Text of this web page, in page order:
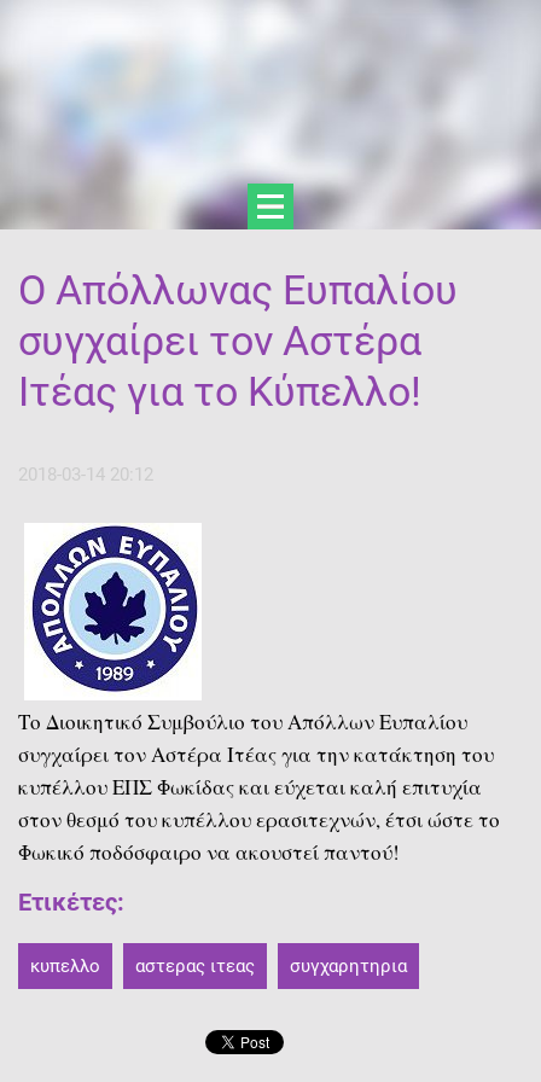
Ο Απόλλωνας Ευπαλίου
συγχαίρει τον Αστέρα
Ιτέας για το Κύπελλο!
2018-03-14 20:12
Το Διοικητικό Συμβούλιο του Απόλλων Ευπαλίου
συγχαίρει τον Αστέρα Ιτέας για την κατάκτηση του
κυπέλλου ΕΠΣ Φωκίδας και εύχεται καλή επιτυχία
στον θεσμό του κυπέλλου ερασιτεχνών, έτσι ώστε το
Φωκικό ποδόσφαιρο να ακουστεί παντού!
Ετικέτες:
κυπελλο αστερας ιτεας συγχαρητηρια